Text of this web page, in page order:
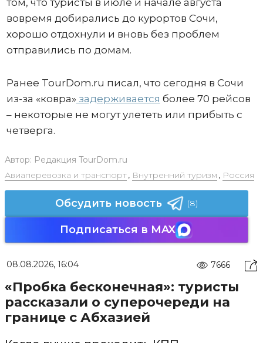
вовремя добирались до курортов Сочи,
хорошо отдохнули и вновь без проблем
отправились по домам.
Ранее TourDom.ru писал, что сегодня в Сочи
из-за «ковра» задерживается более 70 рейсов
– некоторые не могут улететь или прибыть с
четверга.
Автор: Редакция TourDom.ru
Авиаперевозка и транспорт, Внутренний туризм , Россия
Обсудить новость (8)
Подписаться в MAX
08.08.2026, 16:04 7666
«Пробка бесконечная»: туристы
рассказали о суперочереди на
границе с Абхазией